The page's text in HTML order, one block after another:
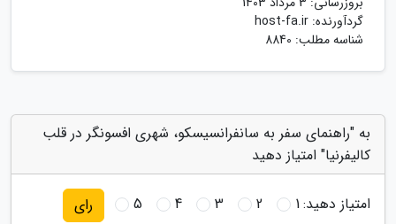
گردآورنده: host-fa.ir
شناسه مطلب: 8840
به "راهنمای سفر به سانفرانسیسکو، شهری افسونگر در قلب
کالیفرنیا" امتیاز دهید
امتیاز دهید:1
2
3
4
5 رای